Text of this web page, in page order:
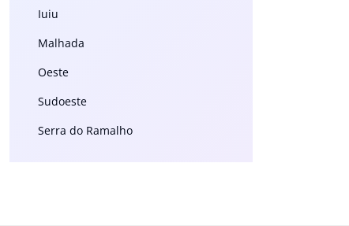
Iuiu
Malhada
Oeste
Sudoeste
Serra do Ramalho